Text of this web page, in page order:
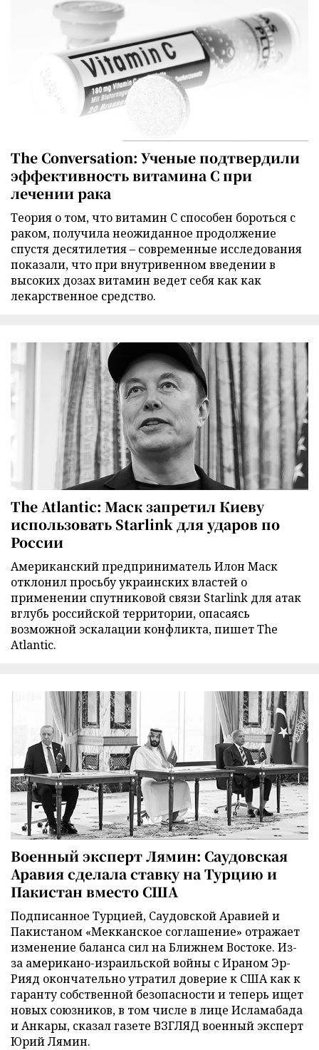
The Conversation: Ученые подтвердили
эффективность витамина C при
лечении рака
Теория о том, что витамин C способен бороться с
раком, получила неожиданное продолжение
спустя десятилетия – современные исследования
показали, что при внутривенном введении в
высоких дозах витамин ведет себя как как
лекарственное средство.
The Atlantic: Маск запретил Киеву
использовать Starlink для ударов по
России
Американский предприниматель Илон Маск
отклонил просьбу украинских властей о
применении спутниковой связи Starlink для атак
вглубь российской территории, опасаясь
возможной эскалации конфликта, пишет The
Atlantic.
Военный эксперт Лямин: Саудовская
Аравия сделала ставку на Турцию и
Пакистан вместо США
Подписанное Турцией, Саудовской Аравией и
Пакистаном «Мекканское соглашение» отражает
изменение баланса сил на Ближнем Востоке. Из-
за американо-израильской войны с Ираном Эр-
Рияд окончательно утратил доверие к США как к
гаранту собственной безопасности и теперь ищет
новых союзников, в том числе в лице Исламабада
и Анкары, сказал газете ВЗГЛЯД военный эксперт
Юрий Лямин.